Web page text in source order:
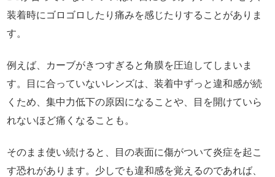
装着時にゴロゴロしたり痛みを感じたりすることがありま
す。
例えば、カーブがきつすぎると角膜を圧迫してしまいま
す。目に合っていないレンズは、装着中ずっと違和感が続
くため、集中力低下の原因になることや、目を開けていら
れないほど痛くなることも。
そのまま使い続けると、目の表面に傷がついて炎症を起こ
す恐れがあります。少しでも違和感を覚えるのであれば、